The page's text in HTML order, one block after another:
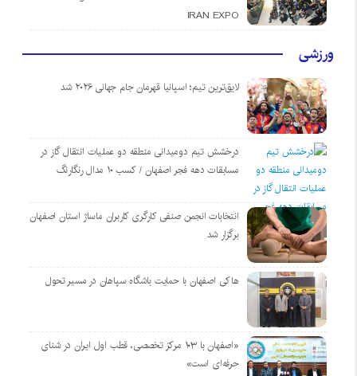
IRAN EXPO
ورزشی
لایق‌ترین تیم؛ اسپانیا قهرمان جام جهانی ۲۰۲۶ شد
درخشش تیم دومیدانی منطقه دو عملیات انتقال گاز در
مسابقات دهه فجر اصفهان / کسب ۱۰ مدال رنگارنگ
انتخابات انجمن صنفی کارگری کاربران ماساژ استان اصفهان
برگزار شد
هاکی اصفهان با حمایت باشگاه سپاهان در مسیر تحول
«اصفهان با ۱۰۳ مرکز تخصصی، قطب اول ایران در شنای
حرفه‌ای است»